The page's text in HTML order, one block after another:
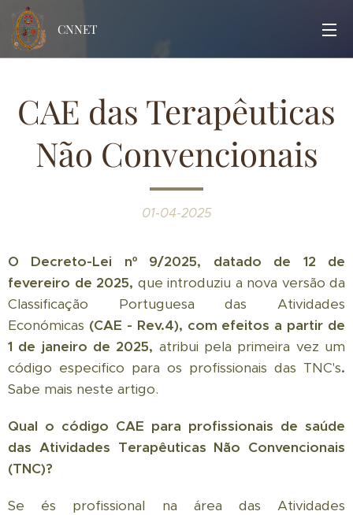
CNNET
CAE das Terapêuticas
Não Convencionais
01-04-2025
O Decreto-Lei nº 9/2025, datado de 12 de
fevereiro de 2025, que introduziu a nova versão da
Classificação Portuguesa das Atividades
Económicas (CAE - Rev.4), com efeitos a partir de
1 de janeiro de 2025, atribui pela primeira vez um
código especifico para os profissionais das TNC's.
Sabe mais neste artigo.
Qual o código CAE para profissionais de saúde
das Atividades Terapêuticas Não Convencionais
(TNC)?
Se és profissional na área das Atividades